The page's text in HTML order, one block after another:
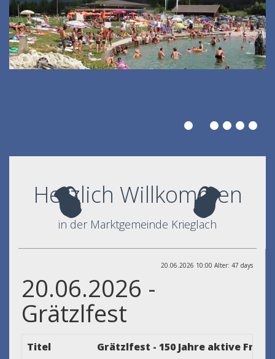
Herzlich Willkommen
in der Marktgemeinde Krieglach
20.06.2026 10:00 Alter: 47 days
20.06.2026 -
Grätzlfest
Titel
Grätzlfest - 150 Jahre aktive